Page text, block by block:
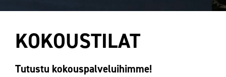
KOKOUSTILAT
Tutustu kokouspalveluihimme!